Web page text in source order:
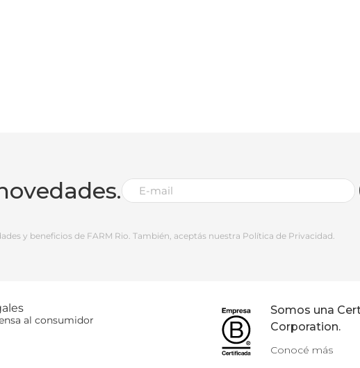
y beneficios de FARM Rio. También, aceptás nuestra Política de Privacidad.
al consumidor
Somos una
Corporation.
Conocé más